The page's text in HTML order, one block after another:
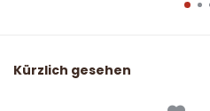
Kürzlich gesehen